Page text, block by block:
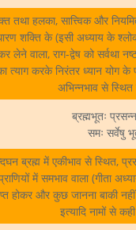
तथा हलका, सात्त्विक और
शक्ति के (इसी अध्याय के
लेने वाला, राग-द्वेष को
त्याग करके निरंतर ध्यान योग के
अभिन्नभाव से
ब्रह्मभूतः
समः सर्वेषु
ब्रह्म में एकीभाव से स्थित,
में समभाव वाला (गीता
होकर और कुछ जानना बाकी नहीं
इत्यादि नामों से